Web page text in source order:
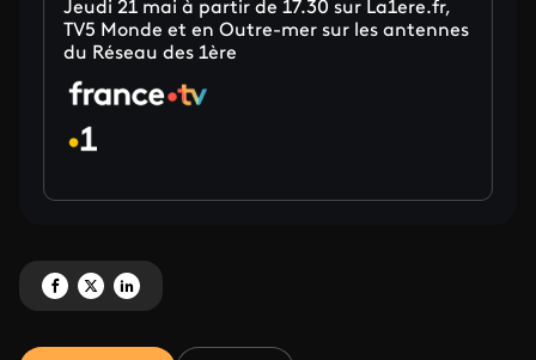
Jeudi 21 mai à partir de 17.30 sur La1ere.fr,
TV5 Monde et en Outre-mer sur les antennes
du Réseau des 1ère
Partagez '25 ans de la loi Taubira : mobilisation de la rédaction du pôle
Partagez '25 ans de la loi Taubira : mobilisation de la rédaction du
Partagez '25 ans de la loi Taubira : mobilisation de la rédaction